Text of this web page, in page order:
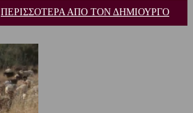
ΠΕΡΙΣΣΟΤΕΡΑ ΑΠΟ ΤΟΝ ΔΗΜΙΟΥΡΓΟ